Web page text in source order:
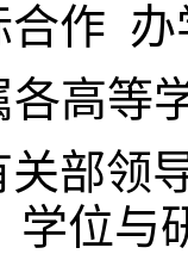
合作
高等
部领
学位与